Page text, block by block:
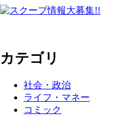
カテゴリ
社会・政治
ライフ・マネー
コミック